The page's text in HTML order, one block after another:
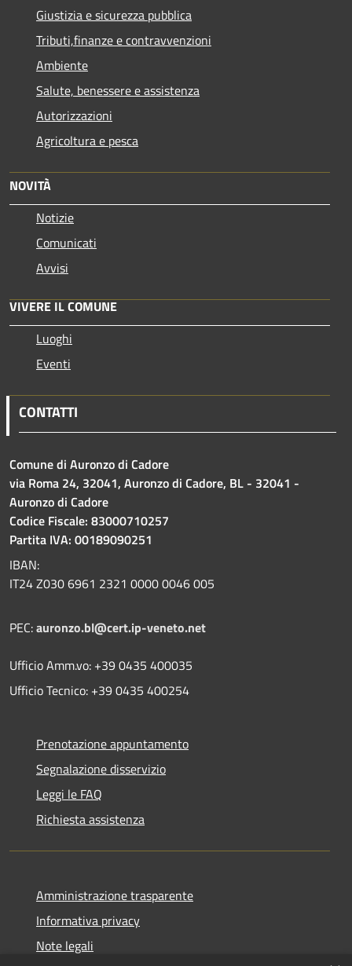
Giustizia e sicurezza pubblica
Tributi,finanze e contravvenzioni
Ambiente
Salute, benessere e assistenza
Autorizzazioni
Agricoltura e pesca
NOVITÀ
Notizie
Comunicati
Avvisi
VIVERE IL COMUNE
Luoghi
Eventi
CONTATTI
Comune di Auronzo di Cadore
via Roma 24, 32041, Auronzo di Cadore, BL - 32041 -
Auronzo di Cadore
Codice Fiscale: 83000710257
Partita IVA: 00189090251
IBAN:
IT24 Z030 6961 2321 0000 0046 005
PEC:auronzo.bl@cert.ip-veneto.net
Ufficio Amm.vo: +39 0435 400035
Ufficio Tecnico: +39 0435 400254
Prenotazione appuntamento
Segnalazione disservizio
Leggi le FAQ
Richiesta assistenza
Amministrazione trasparente
Informativa privacy
Note legali